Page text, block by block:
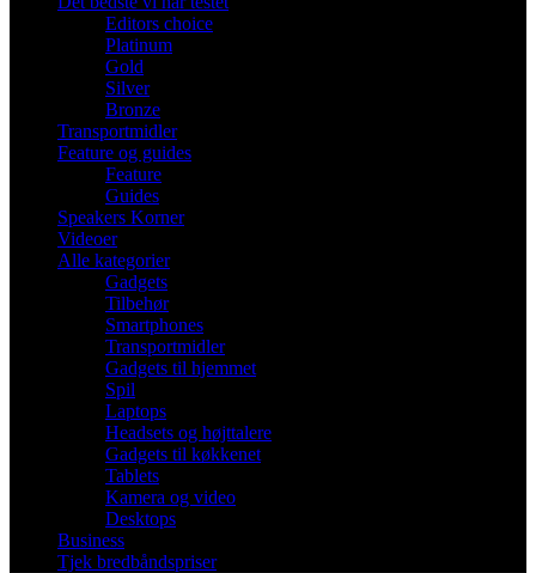
Editors choice
Platinum
Gold
Silver
Bronze
Transportmidler
Feature og guides
Feature
Guides
Speakers Korner
Videoer
Alle kategorier
Gadgets
Tilbehør
Smartphones
Transportmidler
Gadgets til hjemmet
Spil
Laptops
Headsets og højttalere
Gadgets til køkkenet
Tablets
Kamera og video
Desktops
Business
Tjek bredbåndspriser